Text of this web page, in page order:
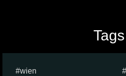
Tags
wien